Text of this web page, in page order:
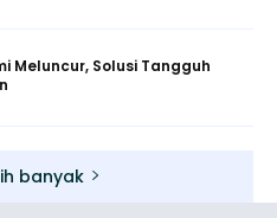
Meluncur, Solusi Tangguh
banyak